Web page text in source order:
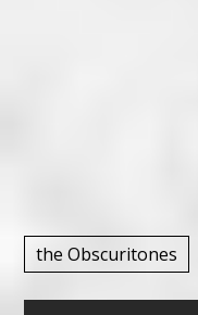
the Obscuritones